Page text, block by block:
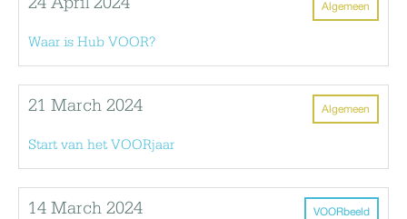
Algemeen
24 April 2024
Waar is Hub VOOR?
Algemeen
21 March 2024
Start van het VOORjaar
VOORbeeld
14 March 2024